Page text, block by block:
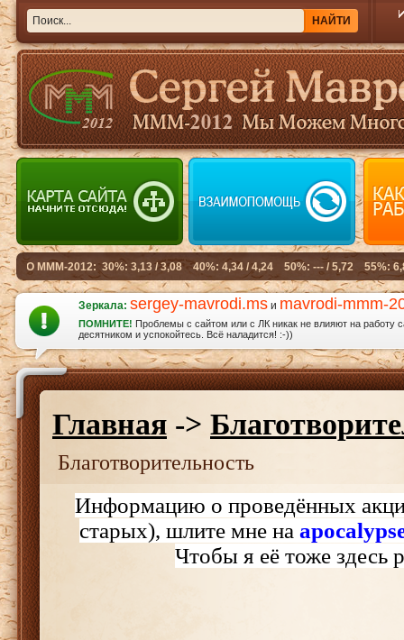
Зеркала: sergey-mavrodi.ms и mavrodi-mmm-
ПОМНИТЕ! Проблемы с сайтом или с ЛК никак не влияют на работу
десятником и успокойтесь. Всё наладится! :-))
Главная ->
Благотворительность
Информацию о проведённых
старых), шлите мне на
Чтобы я её тоже здесь